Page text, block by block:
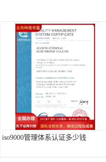
iso9000管理体系认证多少钱